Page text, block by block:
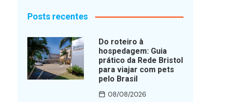
Posts recentes
Do roteiro à
hospedagem: Guia
prático da Rede Bristol
para viajar com pets
pelo Brasil
08/08/2026